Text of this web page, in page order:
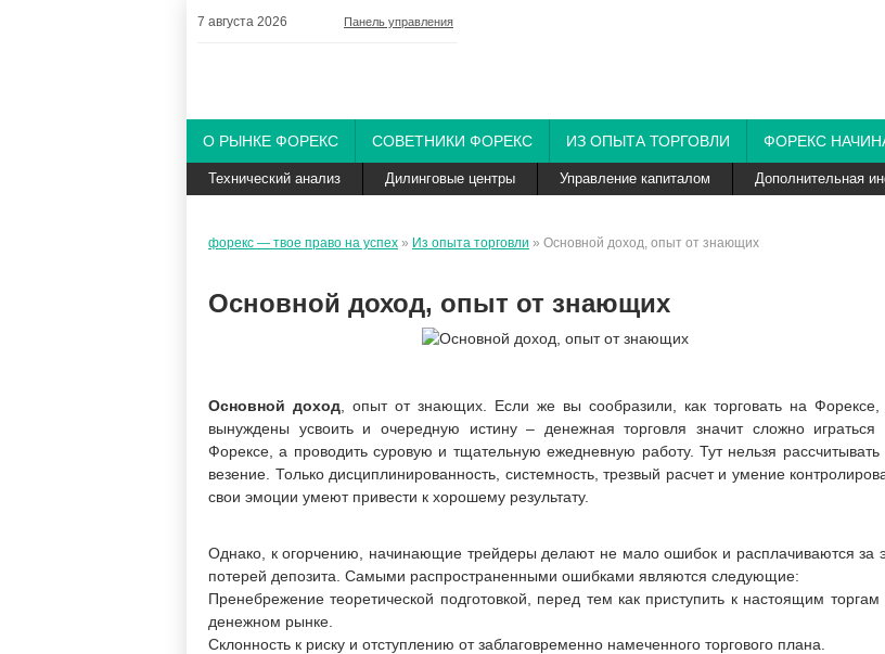
7 августа 2026 Панель управления
О РЫНКЕ ФОРЕКС СОВЕТНИКИ ФОРЕКС ИЗ ОПЫТА ТОРГОВЛИ ФОРЕКС
Технический анализ Дилинговые центры Управление капиталом Дополнительная
форекс — твое право на успех » Из опыта торговли » Основной доход, опыт от знающих
Основной доход, опыт от знающих
Основной доход , опыт от знающих. Если же вы сообразили, как торговать на Форексе,
вынуждены усвоить и очередную истину – денежная торговля значит сложно играться
Форексе, а проводить суровую и тщательную ежедневную работу. Тут нельзя рассчитывать
везение. Только дисциплинированность, системность, трезвый расчет и умение
свои эмоции умеют привести к хорошему результату.
Однако, к огорчению, начинающие трейдеры делают не мало ошибок и расплачиваются за
потерей депозита. Самыми распространенными ошибками являются следующие:
Пренебрежение теоретической подготовкой, перед тем как приступить к настоящим торгам
денежном рынке.
Склонность к риску и отступлению от заблаговременно намеченного торгового плана.